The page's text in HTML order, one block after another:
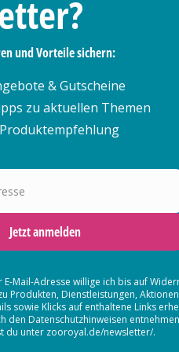
und Vorteile sichern:
& Gutscheine
zu aktuellen Themen
Jetzt anmelden
E-Mail-Adresse willige ich bis auf
Produkten, Dienstleistungen,
sowie Klicks auf enthaltene Links
den Datenschutzhinweisen
du unter zooroyal.de/newsletter/.